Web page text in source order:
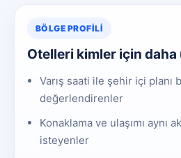
BÖLGE PROFILI
Otelleri kimler için daha
Varış saati ile şehir içi planı
değerlendirenler
Konaklama ve ulaşımı aynı
isteyenler